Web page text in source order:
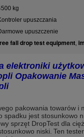
kg
upuszczania
upuszczenie
fall drop test equipment,
elektroniki
Opakowanie
pakowania towarów i
spadku jest stosunkowo
sprzęt DropTest dla
niski. Ten